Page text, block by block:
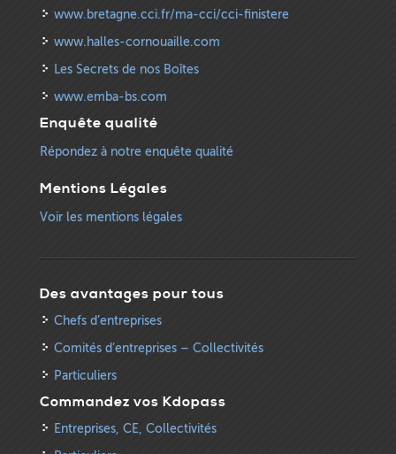
www.bretagne.cci.fr/ma-cci/cci-finistere
www.halles-cornouaille.com
Les Secrets de nos Boîtes
www.emba-bs.com
Enquête qualité
Répondez à notre enquête qualité
Mentions Légales
Voir les mentions légales
Des avantages pour tous
Chefs d’entreprises
Comités d’entreprises – Collectivités
Particuliers
Commandez vos Kdopass
Entreprises, CE, Collectivités